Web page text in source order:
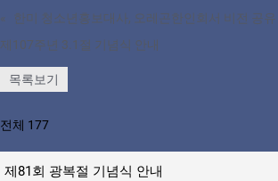
«
한미 청소년홍보대사, 오레곤한인회서 비전 공유
제107주년 3.1절 기념식 안내
목록보기
전체 177
제81회 광복절 기념식 안내